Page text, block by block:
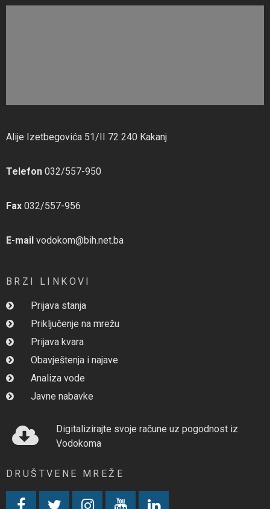
Alije Izetbegovića 51/II 72 240 Kakanj
Telefon 032/557-950
Fax 032/557-956
E-mail vodokom@bih.net.ba
BRZI LINKOVI
Prijava stanja
Priključenje na mrežu
Prijava kvara
Obavještenja i najave
Analiza vode
Javne nabavke
Digitalizirajte svoje račune uz pogodnost iz
Vodokoma
DRUŠTVENE MREŽE